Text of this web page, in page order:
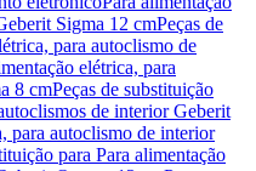
Sigma 12 cmPeças de
para autoclismo de
elétrica, para
8 cmPeças de substituição
de interior Geberit
para autoclismo de interior
para Para alimentação